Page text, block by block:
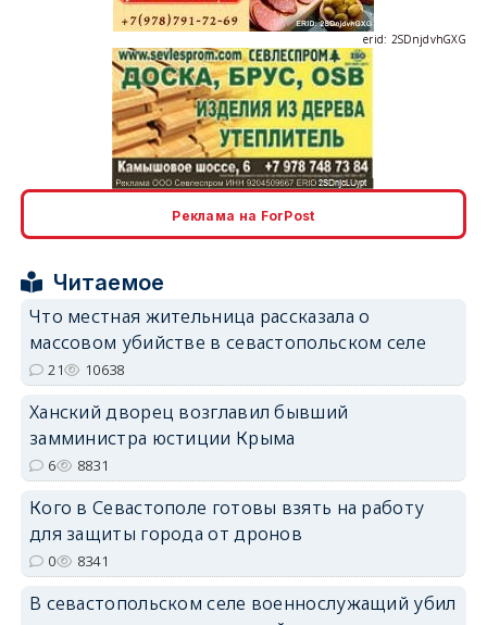
Реклама на ForPost
Читаемое
Что местная жительница рассказала о
массовом убийстве в севастопольском селе
21 10638
Ханский дворец возглавил бывший
замминистра юстиции Крыма
6 8831
Кого в Севастополе готовы взять на работу
для защиты города от дронов
0 8341
В севастопольском селе военнослужащий убил